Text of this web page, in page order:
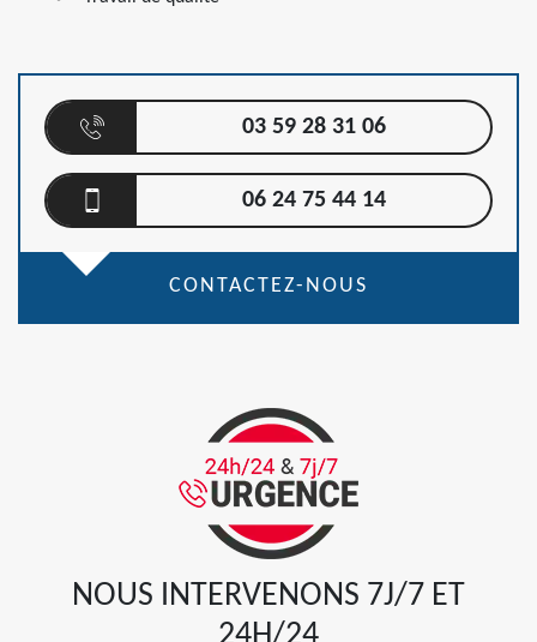
03 59 28 31 06
06 24 75 44 14
CONTACTEZ-NOUS
NOUS INTERVENONS 7J/7 ET